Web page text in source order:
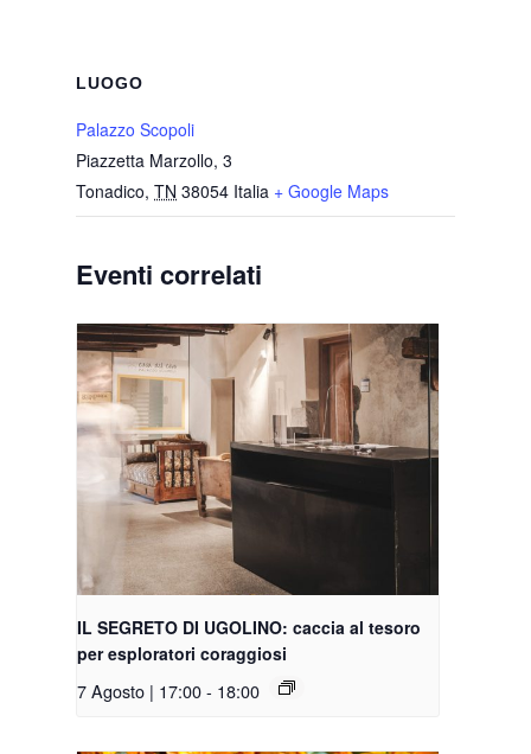
LUOGO
Palazzo Scopoli
Piazzetta Marzollo, 3
Tonadico, TN 38054 Italia + Google Maps
Eventi correlati
IL SEGRETO DI UGOLINO: caccia al tesoro
per esploratori coraggiosi
7 Agosto | 17:00- 18:00